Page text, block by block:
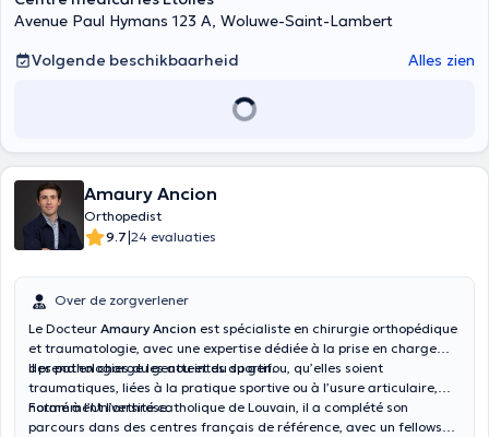
Avenue Paul Hymans 123 A, Woluwe-Saint-Lambert
Volgende beschikbaarheid
Alles zien
Amaury Ancion
Orthopedist
9.7|24 evaluaties
Over de zorgverlener
Le Docteur Amaury Ancion est spécialiste en chirurgie orthopédique
et traumatologie, avec une expertise dédiée à la prise en charge
des pathologies du genou et du sportif.
Il prend en charge les atteintes du genou, qu’elles soient
traumatiques, liées à la pratique sportive ou à l’usure articulaire,
notamment l’arthrose.
Formé à l’Université catholique de Louvain, il a complété son
parcours dans des centres français de référence, avec un fellowship